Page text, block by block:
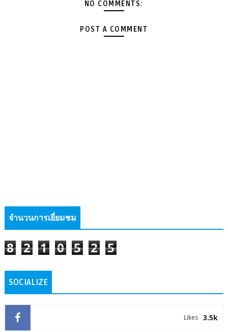
NO COMMENTS:
POST A COMMENT
จำนวนการเยี่ยมชม
8 2 1 0 5 2 5
SOCIALIZE
3.5k
Likes